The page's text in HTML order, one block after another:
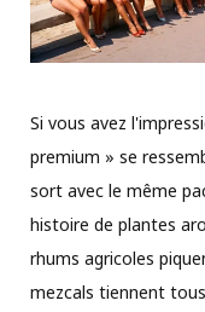
Si vous avez
premium » se
sort avec le même
histoire de plantes
rhums agricoles
mezcals tiennent